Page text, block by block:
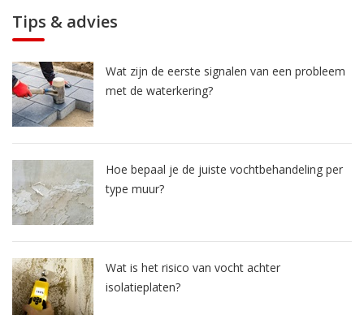
Tips & advies
Wat zijn de eerste signalen van een probleem
met de waterkering?
Hoe bepaal je de juiste vochtbehandeling per
type muur?
Wat is het risico van vocht achter
isolatieplaten?